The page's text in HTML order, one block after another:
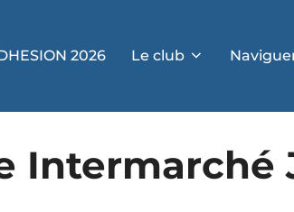
2026 Le club
Intermarché